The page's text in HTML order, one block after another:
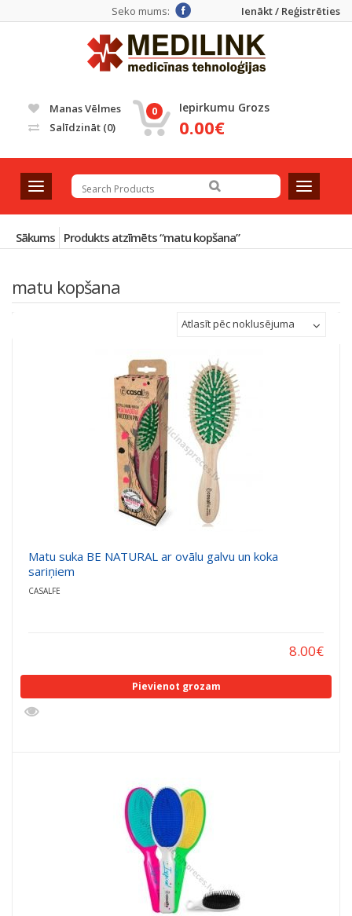
Ienākt / Reģistrēties
Seko mums:
Manas Vēlmes
Salīdzināt (0)
0 Iepirkumu Grozs
0.00€
T
o
g
g
l
n
a
T
o
g
l
a
Sākums Produkts atzīmēts “matu kopšana”
matu kopšana
Atlasīt pēc noklusējuma
Matu suka BE NATURAL ar ovālu galvu un koka
sariņiem
CASALFE
8.00€
Pievienot grozam